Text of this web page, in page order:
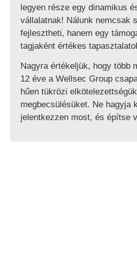
legyen része egy dinamikus
vállalatnak! Nálunk nemcsak
fejlesztheti, hanem egy
tagjaként értékes
Nagyra értékeljük, hogy több
12 éve a Wellsec Group
hűen tükrözi
megbecsülésüket. Ne hagyja
jelentkezzen most, és építse